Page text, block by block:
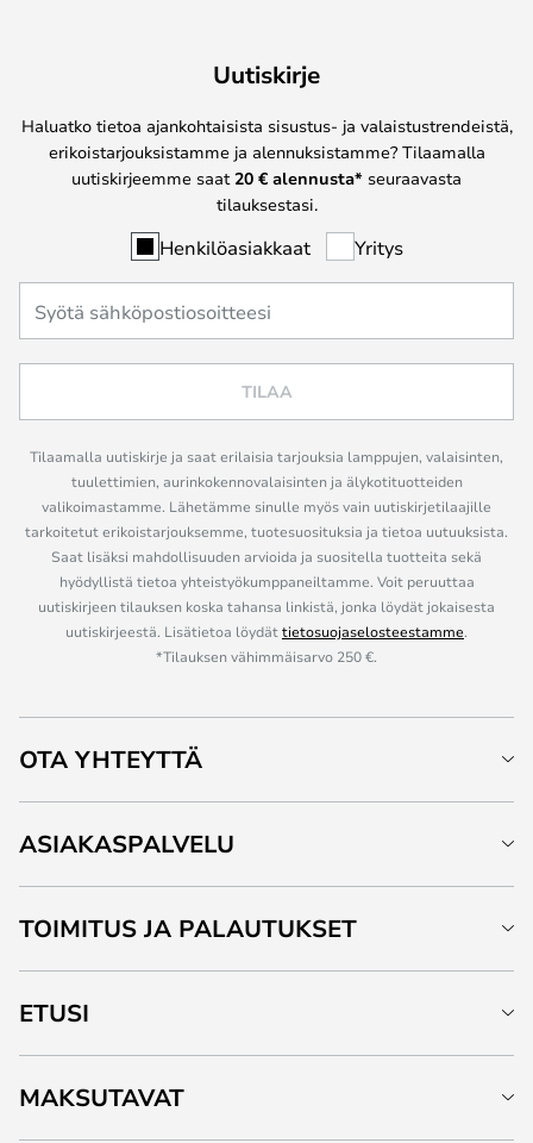
Uutiskirje
Haluatko tietoa ajankohtaisista sisustus- ja valaistustrendeistä,
erikoistarjouksistamme ja alennuksistamme? Tilaamalla
uutiskirjeemme saat 20 € alennusta* seuraavasta
tilauksestasi.
Henkilöasiakkaat Yritys
TILAA
Tilaamalla uutiskirje ja saat erilaisia tarjouksia lamppujen, valaisinten,
tuulettimien, aurinkokennovalaisinten ja älykotituotteiden
valikoimastamme. Lähetämme sinulle myös vain uutiskirjetilaajille
tarkoitetut erikoistarjouksemme, tuotesuosituksia ja tietoa uutuuksista.
Saat lisäksi mahdollisuuden arvioida ja suositella tuotteita sekä
hyödyllistä tietoa yhteistyökumppaneiltamme. Voit peruuttaa
uutiskirjeen tilauksen koska tahansa linkistä, jonka löydät jokaisesta
uutiskirjeestä. Lisätietoa löydättietosuojaselosteestamme.
*Tilauksen vähimmäisarvo 250 €.
OTA YHTEYTTÄ
ASIAKASPALVELU
TOIMITUS JA PALAUTUKSET
ETUSI
MAKSUTAVAT